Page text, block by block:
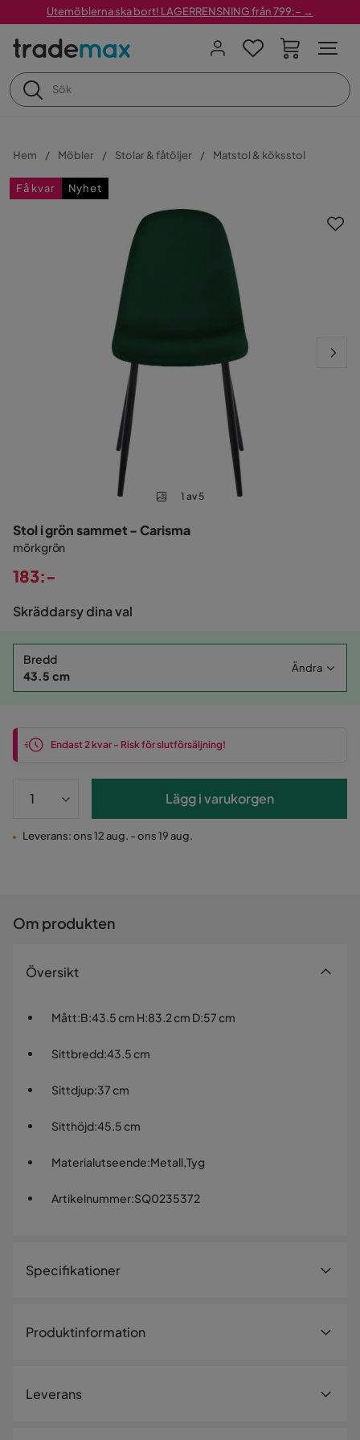
Utemöblerna ska bort! LAGERRENSNING från 799:– →
Hem Möbler Stolar & fåtöljer Matstol & köksstol
Få kvar Nyhet
1 av 5
Stol i grön sammet - Carisma
mörkgrön
Pris
183:-
Skräddarsy dina val
Bredd
43.5 cm
Ändra
Endast 2 kvar - Risk för slutförsäljning!
Lägg i varukorgen
Leverans: ons 12 aug. - ons 19 aug.
Om produkten
Översikt
Mått:B:43.5 cm H:83.2 cm D:57 cm
Sittbredd:43.5 cm
Sittdjup:37 cm
Sitthöjd:45.5 cm
Materialutseende:Metall,Tyg
Artikelnummer:SQ0235372
Specifikationer
Storlek
Produktinformation
Leverans